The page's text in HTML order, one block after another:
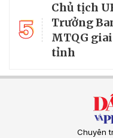
5
Chủ tịch
Trưởng
MTQG giai
tỉnh
Chuyên